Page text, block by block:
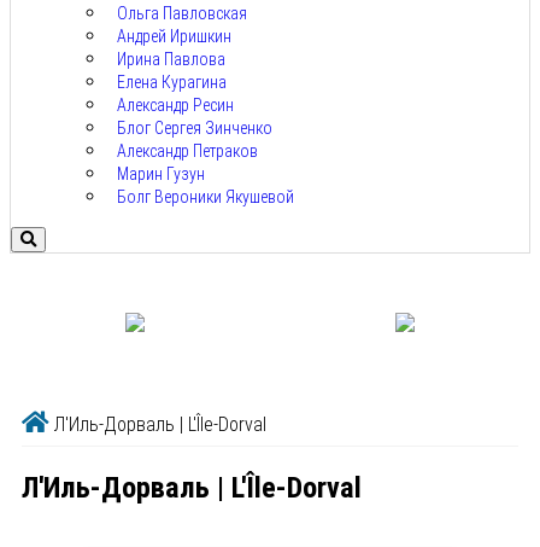
Ольга Павловская
Андрей Иришкин
Ирина Павлова
Елена Курагина
Александр Ресин
Блог Сергея Зинченко
Александр Петраков
Марин Гузун
Болг Вероники Якушевой
Л'Иль-Дорваль | L'Île-Dorval
Л'Иль-Дорваль | L'Île-Dorval